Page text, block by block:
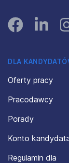
FacebookLinked In
DLA
Oferty pracy
Pracodawcy
Porady
Konto
Regulamin dla